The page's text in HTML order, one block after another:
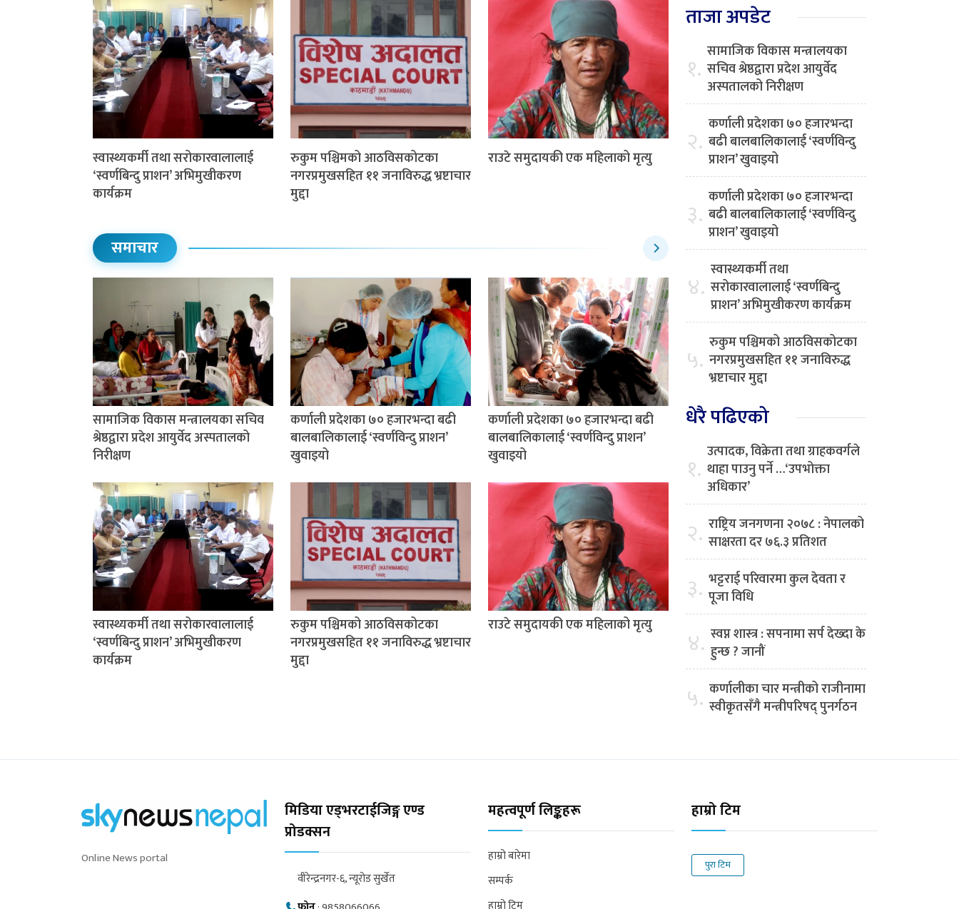
स्वास्थ्यकर्मी तथा सरोकारवालालाई
‘स्वर्णबिन्दु प्राशन’ अभिमुखीकरण
कार्यक्रम
रुकुम पश्चिमको आठविसकोटका
नगरप्रमुखसहित ११ जनाविरुद्ध भ्रष्टाचार
मुद्दा
राउटे समुदायकी एक महिलाको मृत्यु
समाचार
सामाजिक विकास मन्त्रालयका सचिव
श्रेष्ठद्वारा प्रदेश आयुर्वेद अस्पतालको
निरीक्षण
कर्णाली प्रदेशका ७० हजारभन्दा बढी
बालबालिकालाई ‘स्वर्णविन्दु प्राशन’
खुवाइयो
कर्णाली प्रदेशका ७० हजारभन्दा बढी
बालबालिकालाई ‘स्वर्णविन्दु प्राशन’
खुवाइयो
स्वास्थ्यकर्मी तथा सरोकारवालालाई
‘स्वर्णबिन्दु प्राशन’ अभिमुखीकरण
कार्यक्रम
रुकुम पश्चिमको आठविसकोटका
नगरप्रमुखसहित ११ जनाविरुद्ध भ्रष्टाचार
मुद्दा
राउटे समुदायकी एक महिलाको मृत्यु
ताजा अपडेट
१. सामाजिक विकास मन्त्रालयका
सचिव श्रेष्ठद्वारा प्रदेश आयुर्वेद
अस्पतालको निरीक्षण
२. कर्णाली प्रदेशका ७० हजारभन्दा
बढी बालबालिकालाई ‘स्वर्णविन्दु
प्राशन’ खुवाइयो
३. कर्णाली प्रदेशका ७० हजारभन्दा
बढी बालबालिकालाई ‘स्वर्णविन्दु
प्राशन’ खुवाइयो
४. स्वास्थ्यकर्मी तथा
सरोकारवालालाई ‘स्वर्णबिन्दु
प्राशन’ अभिमुखीकरण कार्यक्रम
५. रुकुम पश्चिमको आठविसकोटका
नगरप्रमुखसहित ११ जनाविरुद्ध
भ्रष्टाचार मुद्दा
धेरै पढिएको
१. उत्पादक, विक्रेता तथा ग्राहकवर्गले
थाहा पाउनु पर्ने …‘उपभोक्ता
अधिकार’
२. राष्ट्रिय जनगणना २०७८ : नेपालको
साक्षरता दर ७६.३ प्रतिशत
३. भट्टराई परिवारमा कुल देवता र
पूजा विधि
४. स्वप्न शास्त्र : सपनामा सर्प देख्दा के
हुन्छ ? जानौं
५. कर्णालीका चार मन्त्रीको राजीनामा
स्वीकृतसँगै मन्त्रीपरिषद् पुनर्गठन
Online News portal
मिडिया एड्भरटाईजिङ्ग एण्ड
प्रोडक्सन
वीरेन्द्रनगर-६, न्यूरोड सुर्खेत
महत्वपूर्ण लिङ्कहरू
हाम्रो बारेमा
सम्पर्क
हाम्रो टिम
पुरा टिम